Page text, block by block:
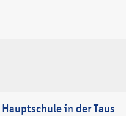
in der Taus